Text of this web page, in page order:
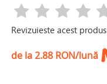
Revizuieste acest produs
de la 2.88 RON/lună